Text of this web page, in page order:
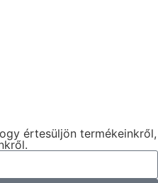
értesüljön termékeinkről,